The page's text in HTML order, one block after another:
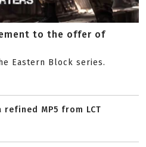
to the offer of
Eastern Block series.
refined MP5 from LCT